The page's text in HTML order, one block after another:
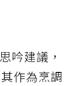
吟建議，
作為烹調